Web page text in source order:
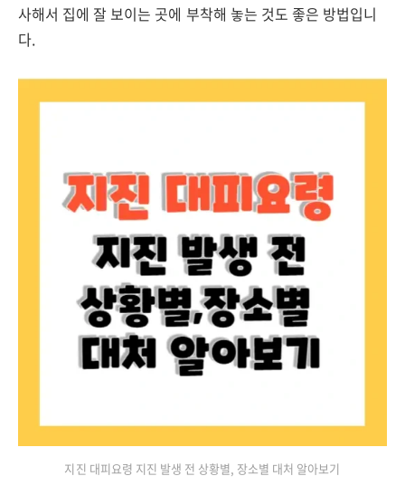
사해서 집에 잘 보이는 곳에 부착해 놓는 것도 좋은 방법입니
다.
지진 대피요령 지진 발생 전 상황별, 장소별 대처 알아보기